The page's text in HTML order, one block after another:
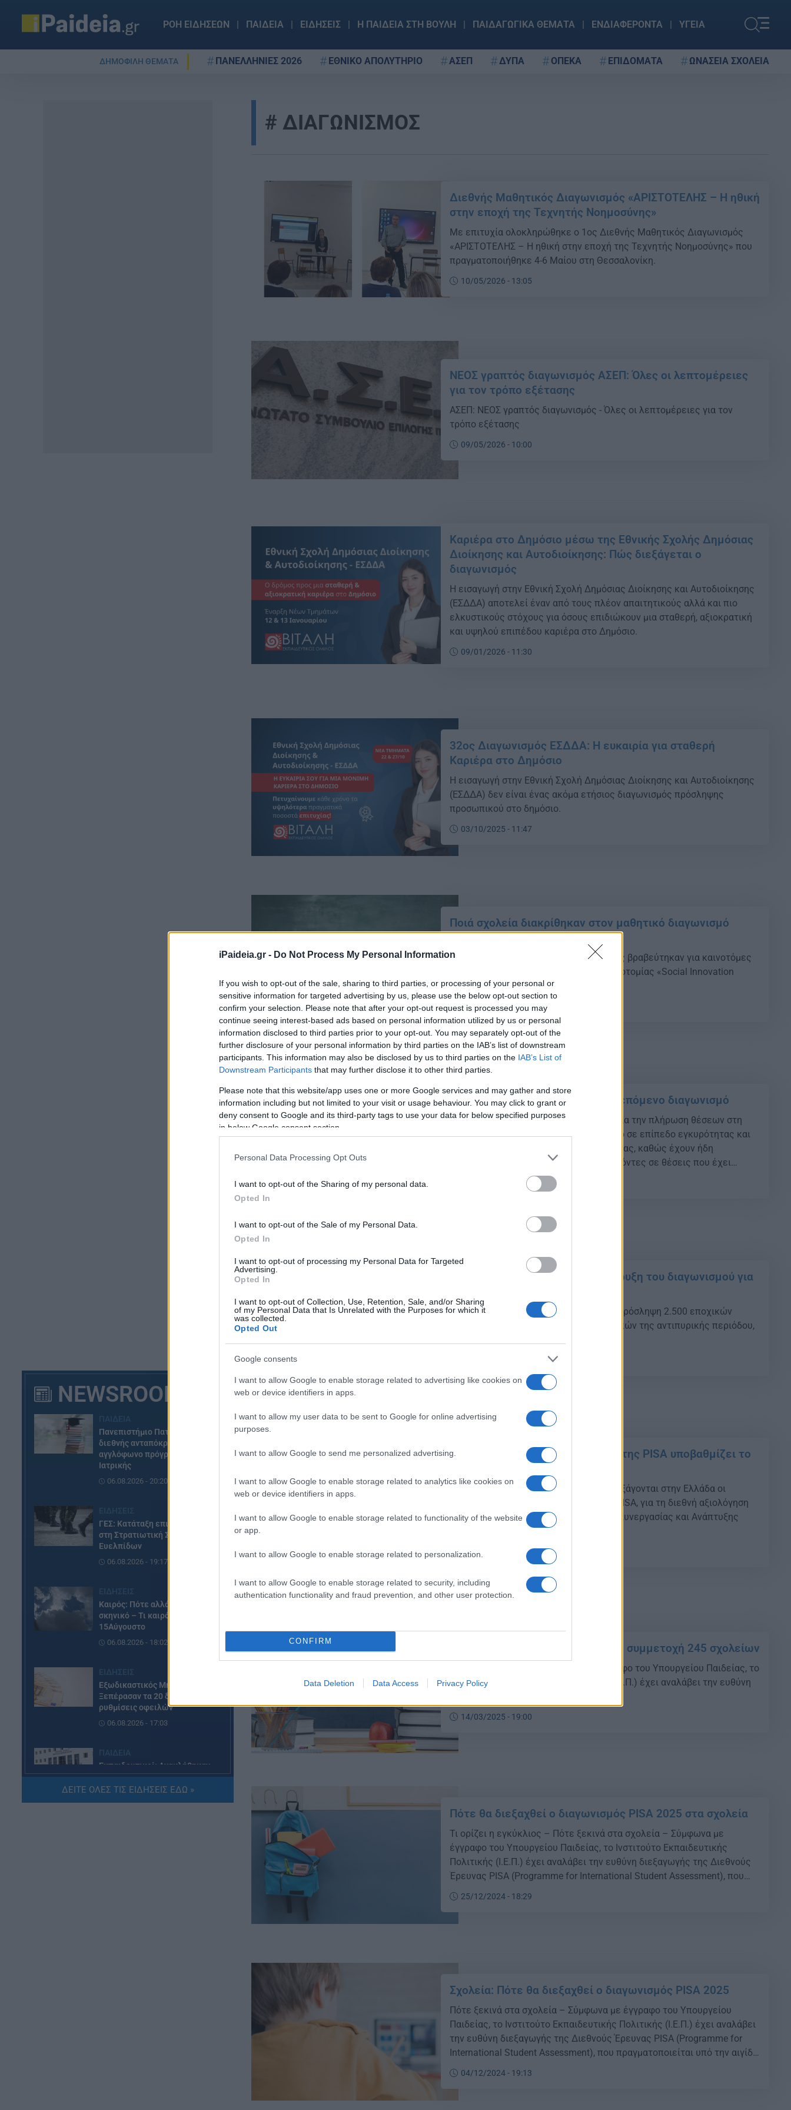
iPaideia.gr - Do Not Process My Personal Information
If you wish to opt-out of the sale, sharing to third parties, or processing of your personal or
sensitive information for targeted advertising by us, please use the below opt-out section to
confirm your selection. Please note that after your opt-out request is processed you may
continue seeing interest-based ads based on personal information utilized by us or personal
information disclosed to third parties prior to your opt-out. You may separately opt-out of the
further disclosure of your personal information by third parties on the IAB’s list of downstream
participants. This information may also be disclosed by us to third parties on the IAB’s List of
Downstream Participants that may further disclose it to other third parties.
Please note that this website/app uses one or more Google services and may gather and store
information including but not limited to your visit or usage behaviour. You may click to grant or
deny consent to Google and its third-party tags to use your data for below specified purposes
in below Google consent section.
Personal Data Processing Opt Outs
I want to opt-out of the Sharing of my personal data.
Opted In
I want to opt-out of the Sale of my Personal Data.
Opted In
I want to opt-out of processing my Personal Data for Targeted
Advertising.
Opted In
I want to opt-out of Collection, Use, Retention, Sale, and/or Sharing
of my Personal Data that Is Unrelated with the Purposes for which it
was collected.
Opted Out
Google consents
I want to allow Google to enable storage related to advertising like cookies on
web or device identifiers in apps.
I want to allow my user data to be sent to Google for online advertising
purposes.
I want to allow Google to send me personalized advertising.
I want to allow Google to enable storage related to analytics like cookies on
web or device identifiers in apps.
I want to allow Google to enable storage related to functionality of the website
or app.
I want to allow Google to enable storage related to personalization.
I want to allow Google to enable storage related to security, including
authentication functionality and fraud prevention, and other user protection.
CONFIRM
Data Deletion Data Access Privacy Policy
ΡΟΗ ΕΙΔΗΣΕΩΝ ΠΑΙΔΕΙΑ ΕΙΔΗΣΕΙΣ Η ΠΑΙΔΕΙΑ ΣΤΗ ΒΟΥΛΗ ΠΑΙΔΑΓΩΓΙΚΑ ΘΕΜΑΤΑ ΕΝΔΙΑΦΕΡΟΝΤΑ ΥΓΕΙΑ
ΔΗΜΟΦΙΛΗ ΘΕΜΑΤΑ ΠΑΝΕΛΛΗΝΙΕΣ 2026 ΕΘΝΙΚΟ ΑΠΟΛΥΤΗΡΙΟ ΑΣΕΠ ΔΥΠΑ ΟΠΕΚΑ ΕΠΙΔΟΜΑΤΑ ΩΝΑΣΕΙΑ ΣΧΟΛΕΙΑ
NEWSROOM
Πανεπιστήμιο Πατρών: Ισχυρή
διεθνής ανταπόκριση στο νέο
αγγλόφωνο πρόγραμμα
Ιατρικής
06.08.2026 - 20:20
ΓΕΣ: Κατάταξη επιτυχόντων
στη Στρατιωτική Σχολή
Ευελπίδων
06.08.2026 - 19:17
Καιρός: Πότε αλλάζει το
σκηνικό – Τι καιρό θα κάνει τον
15Αύγουστο
06.08.2026 - 18:02
Εξωδικαστικός Μηχανισμός:
Ξεπέρασαν τα 20 δισ. ευρώ οι
ρυθμίσεις οφειλών
06.08.2026 - 17:03
Εκπαιδευτικοί: Ανακλήθηκαν
αποσπάσεις για τα σχολικά έτη
2026-2029
06.08.2026 - 16:03
ΔΕΙΤΕ ΟΛΕΣ ΤΙΣ ΕΙΔΗΣΕΙΣ ΕΔΩ »
ΔΙΑΓΩΝΙΣΜΟΣ
Διεθνής Μαθητικός Διαγωνισμός «ΑΡΙΣΤΟΤΕΛΗΣ – Η ηθική
στην εποχή της Τεχνητής Νοημοσύνης»
Με επιτυχία ολοκληρώθηκε ο 1ος Διεθνής Μαθητικός Διαγωνισμός
«ΑΡΙΣΤΟΤΕΛΗΣ – Η ηθική στην εποχή της Τεχνητής Νοημοσύνης» που
πραγματοποιήθηκε 4-6 Μαίου στη Θεσσαλονίκη.
10/05/2026 - 13:05
ΝΕΟΣ γραπτός διαγωνισμός ΑΣΕΠ: Όλες οι λεπτομέρειες
για τον τρόπο εξέτασης
ΑΣΕΠ: ΝΕΟΣ γραπτός διαγωνισμός - Όλες οι λεπτομέρειες για τον
τρόπο εξέτασης
09/05/2026 - 10:00
Καριέρα στο Δημόσιο μέσω της Εθνικής Σχολής Δημόσιας
Διοίκησης και Αυτοδιοίκησης: Πώς διεξάγεται ο
διαγωνισμός
Η εισαγωγή στην Εθνική Σχολή Δημόσιας Διοίκησης και Αυτοδιοίκησης
(ΕΣΔΔΑ) αποτελεί έναν από τους πλέον απαιτητικούς αλλά και πιο
ελκυστικούς στόχους για όσους επιδιώκουν μια σταθερή, αξιοκρατική
και υψηλού επιπέδου καριέρα στο Δημόσιο.
09/01/2026 - 11:30
32ος Διαγωνισμός ΕΣΔΔΑ: Η ευκαιρία για σταθερή
Καριέρα στο Δημόσιο
Η εισαγωγή στην Εθνική Σχολή Δημόσιας Διοίκησης και Αυτοδιοίκησης
(ΕΣΔΔΑ) δεν είναι ένας ακόμα ετήσιος διαγωνισμός πρόσληψης
προσωπικού στο δημόσιο.
03/10/2025 - 11:47
Ποιά σχολεία διακρίθηκαν στον μαθητικό διαγωνισμό
κοινωνικής καινοτομίας
Τρία σχολεία της Δυτικής Θεσσαλονίκης βραβεύτηκαν για καινοτόμες
ιδέες στον διαγωνισμό κοινωνικής καινοτομίας «Social Innovation
Hackathon – Junior Edition».
16/05/2025 - 23:29
ΑΣΕΠ: Όσα είναι γνωστά για τον επόμενο διαγωνισμό
O πρώτος γραπτός διαγωνισμός ΑΣΕΠ για την πλήρωση θέσεων στη
Δημόσια Διοίκηση αποτέλεσε τομή, τόσο σε επίπεδο εγκυρότητας και
διαφάνειας, όσο και σε επίπεδο ταχύτητας, καθώς έχουν ήδη
απορροφηθεί χιλιάδες από τους επιτυχόντες σε θέσεις που έχει
ανάγκη το ελληνικό Δημόσιο.
10/04/2025 - 11:01
Εποχικοί Πυροσβέστες: Η προκήρυξη του διαγωνισμού για
Το Πυροσβεστικό Σώμα προχωρά στην πρόσληψη 2.500 εποχικών
πυροσβεστών για την κάλυψη των αναγκών της αντιπυρικής περιόδου,
Σχολεία – ΟΛΜΕ: Ο διαγωνισμός της PISA υποβαθμίζει το
Σχολεία - Έως τις 11 Απριλίου 2025, διεξάγονται στην Ελλάδα οι
φετινές εξετάσεις του προγράμματος PISA, για τη διεθνή αξιολόγηση
μαθητών, του Οργανισμού Οικονομικής Συνεργασίας και Ανάπτυξης
20/03/2025 - 12:11
Ξεκινά ο διαγωνισμός PISA με τη συμμετοχή 245 σχολείων
Ξεκινά στα σχολεία - Σύμφωνα με έγγραφο του Υπουργείου Παιδείας, το
Ινστιτούτο Εκπαιδευτικής Πολιτικής (Ι.Ε.Π.) έχει αναλάβει την ευθύνη
14/03/2025 - 19:00
Πότε θα διεξαχθεί ο διαγωνισμός PISA 2025 στα σχολεία
Τι ορίζει η εγκύκλιος – Πότε ξεκινά στα σχολεία – Σύμφωνα με
έγγραφο του Υπουργείου Παιδείας, το Ινστιτούτο Εκπαιδευτικής
Πολιτικής (Ι.Ε.Π.) έχει αναλάβει την ευθύνη διεξαγωγής της Διεθνούς
Έρευνας PISA (Programme for International Student Assessment), που
πραγματοποιείται υπό την αιγίδα του Οργανισμού Οικονομικής
25/12/2024 - 18:29
Σχολεία: Πότε θα διεξαχθεί ο διαγωνισμός PISA 2025
Πότε ξεκινά στα σχολεία – Σύμφωνα με έγγραφο του Υπουργείου
Παιδείας, το Ινστιτούτο Εκπαιδευτικής Πολιτικής (Ι.Ε.Π.) έχει αναλάβει
την ευθύνη διεξαγωγής της Διεθνούς Έρευνας PISA (Programme for
International Student Assessment), που πραγματοποιείται υπό την αιγίδα
του Οργανισμού Οικονομικής Συνεργασίας και Ανάπτυξης (ΟΟΣΑ). Η
04/12/2024 - 19:13